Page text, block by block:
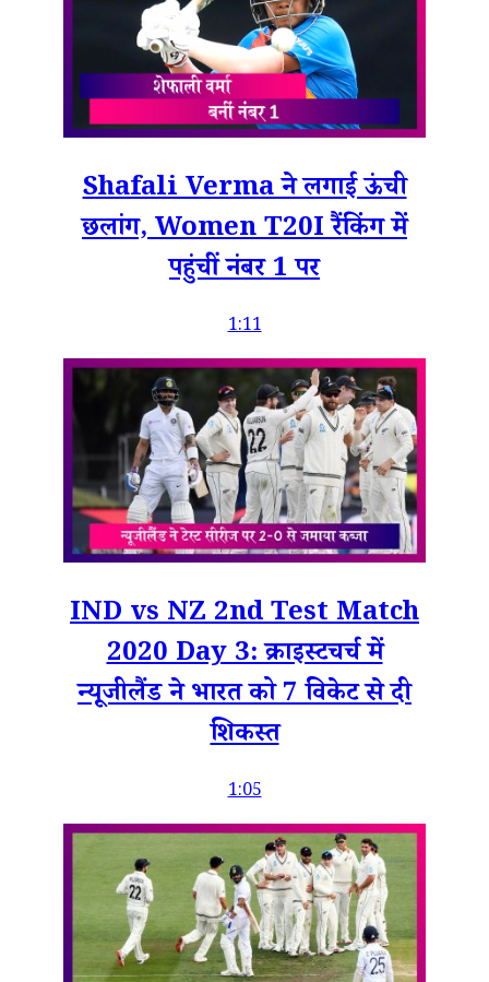
Shafali Verma ने लगाई ऊंची
छलांग, Women T20I रैंकिंग में
पहुंचीं नंबर 1 पर
1:11
IND vs NZ 2nd Test Match
2020 Day 3: क्राइस्टचर्च में
न्यूजीलैंड ने भारत को 7 विकेट से दी
शिकस्त
1:05